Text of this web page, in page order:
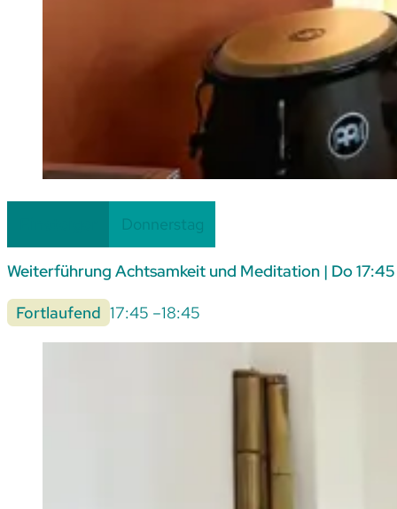
Donnerstag
Weiterführung Achtsamkeit und Meditation | Do 17:45
Fortlaufend 17:45 –18:45